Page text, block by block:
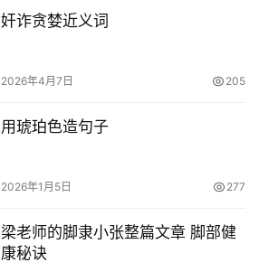
奸诈贪婪近义词
2026年4月7日 205
用琥珀色造句子
2026年1月5日 277
梁老师的脚隶小张整篇文章 脚部健
康秘诀